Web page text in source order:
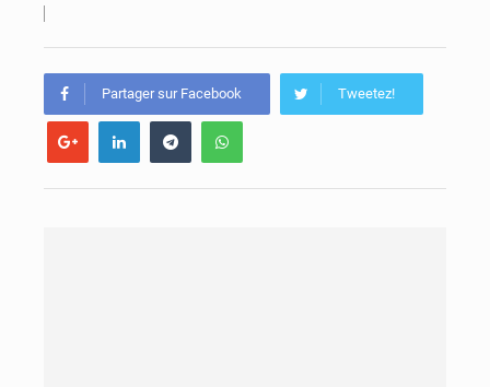
Partager sur Facebook Tweetez!